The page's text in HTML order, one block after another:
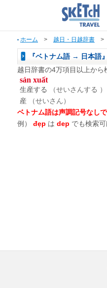
ホーム > 越日・日越辞書 >
『ベトナム語 → 日本語
越日辞書の4万項目以上から
sản xuất
生産する （せいさんする ）
産 （せいさん）
ベトナム語は声調記号なしで
例）
đẹp は dep でも検索可